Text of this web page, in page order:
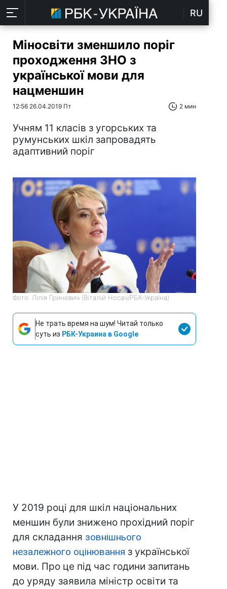
RU
Міносвіти зменшило поріг
проходження ЗНО з
української мови для
нацменшин
12:56 26.04.2019 Пт 2 мин
Учням 11 класів з угорських та
румунських шкіл запровадять
адаптивний поріг
Фото: Лілія Гриневич (Віталій Носач/РБК-Україна)
Не трать время на шум! Читай только
суть из РБК-Украина в Google
У 2019 році для шкіл національних
меншин були знижено прохідний поріг
для складання зовнішнього
незалежного оцінювання з української
мови. Про це під час години запитань
до уряду заявила міністр освіти та